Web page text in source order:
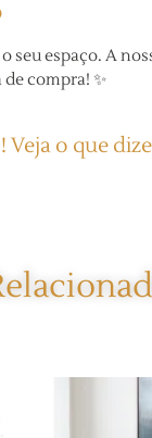
espaço. A
compra! ✨
o que